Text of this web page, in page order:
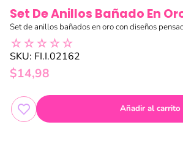
Set De Anillos Bañado En
Set de anillos bañados en oro con diseños
☆☆☆☆☆
SKU: FI.I.02162
$14,98
Añadir al carrito